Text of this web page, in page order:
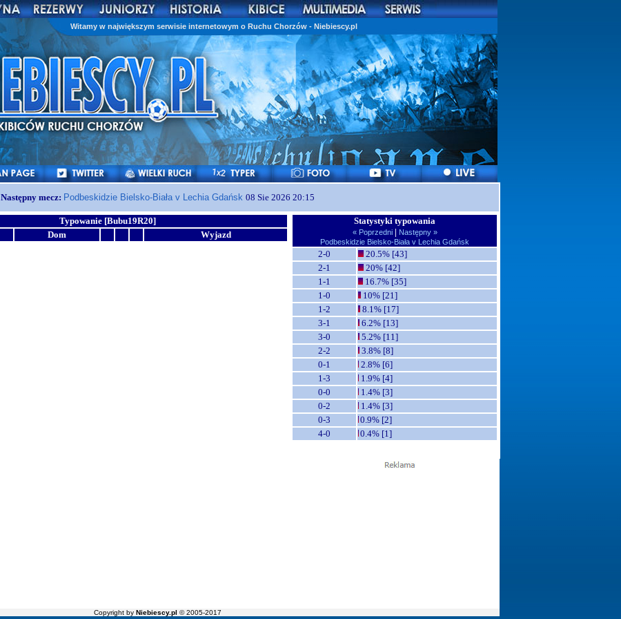
Witamy w największym serwisie internetowym o Ruchu Chorzów - Niebiescy.pl
Następny mecz: Podbeskidzie Bielsko-Biała v Lechia Gdańsk 08 Sie 2026 20:15
Typowanie [Bubu19R20]
Dom Wyjazd
Statystyki typowania
« Poprzedni | Następny »
Podbeskidzie Bielsko-Biała v Lechia Gdańsk
2-0
20.5% [43]
2-1
20% [42]
1-1
16.7% [35]
1-0
10% [21]
1-2
8.1% [17]
3-1
6.2% [13]
3-0
5.2% [11]
2-2
3.8% [8]
0-1
2.8% [6]
1-3
1.9% [4]
0-0
1.4% [3]
0-2
1.4% [3]
0-3
0.9% [2]
4-0
0.4% [1]
Copyright by Niebiescy.pl © 2005-2017